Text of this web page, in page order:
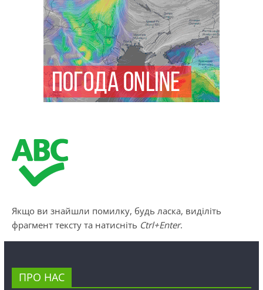
Якщо ви знайшли помилку, будь ласка, виділіть
фрагмент тексту та натисніть Ctrl+Enter.
ПРО НАС